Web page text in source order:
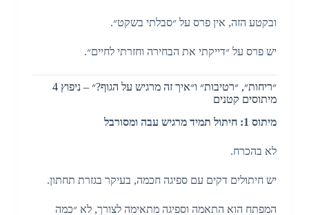
ובקטע הזה, אין פרס על ״סבלתי בשקט״.
יש פרס על ״דייקתי את הבחירה וחזרתי לחיים״.
״ריחות״, ״רטיבות״ ו״איך זה מרגיש על הגוף?״ – ניפוץ 4
מיתוסים קטנים
מיתוס 1: חיתול תמיד מרגיש עבה ומסורבל
לא בהכרח.
יש חיתולים דקים עם ספיגה חכמה, בעיקר בגזרת תחתון.
המפתח הוא התאמה וספיגה מתאימה לצורך, לא ״כמה